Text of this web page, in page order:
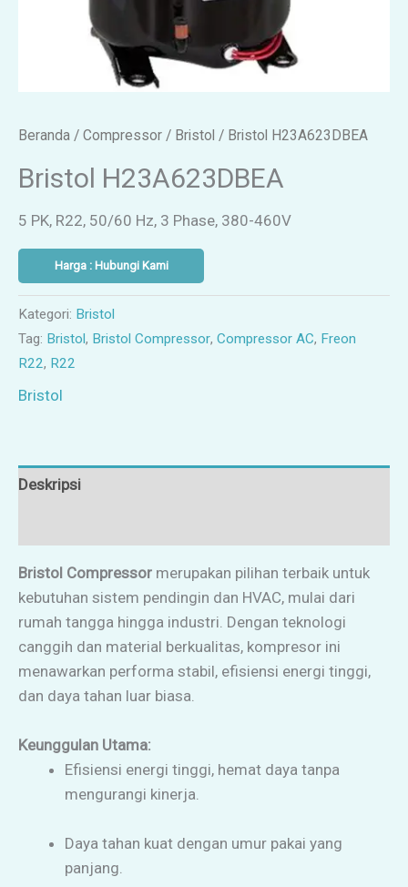
Beranda / Compressor / Bristol / Bristol H23A623DBEA
Bristol H23A623DBEA
5 PK, R22, 50/60 Hz, 3 Phase, 380-460V
Harga : Hubungi Kami
Kategori: Bristol
Tag: Bristol , Bristol Compressor, Compressor AC, Freon
R22, R22
Bristol
Deskripsi
Bristol Compressor merupakan pilihan terbaik untuk
kebutuhan sistem pendingin dan HVAC, mulai dari
rumah tangga hingga industri. Dengan teknologi
canggih dan material berkualitas, kompresor ini
menawarkan performa stabil, efisiensi energi tinggi,
dan daya tahan luar biasa.
Keunggulan Utama:
Efisiensi energi tinggi, hemat daya tanpa
mengurangi kinerja.
Daya tahan kuat dengan umur pakai yang
panjang.